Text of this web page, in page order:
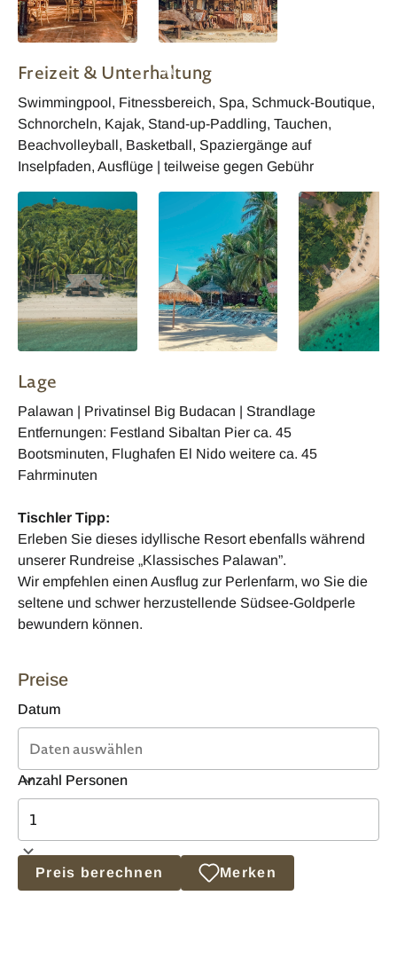
Bar
Freizeit & Unterhaltung
Swimmingpool, Fitnessbereich, Spa, Schmuck-Boutique,
Schnorcheln, Kajak, Stand-up-Paddling, Tauchen,
Beachvolleyball, Basketball, Spaziergänge auf
Inselpfaden, Ausflüge | teilweise gegen Gebühr
Lage
Palawan | Privatinsel Big Budacan | Strandlage
Entfernungen: Festland Sibaltan Pier ca. 45
Bootsminuten, Flughafen El Nido weitere ca. 45
Fahrminuten
Tischler Tipp:
Erleben Sie dieses idyllische Resort ebenfalls während
unserer Rundreise „Klassisches Palawan”.
Wir empfehlen einen Ausflug zur Perlenfarm, wo Sie die
seltene und schwer herzustellende Südsee-Goldperle
bewundern können.
Preise
Datum
Anzahl Personen
Preis berechnen Merken